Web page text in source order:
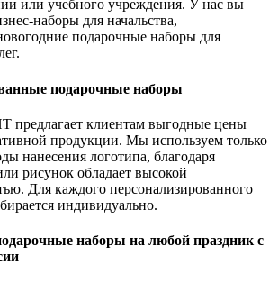
или учебного учреждения. У нас вы
наборы для начальства,
подарочные наборы для
подарочные наборы
клиентам выгодные цены
продукции. Мы используем только
нанесения логотипа, благодаря
рисунок обладает высокой
Для каждого персонализированного
индивидуально.
наборы на любой праздник с